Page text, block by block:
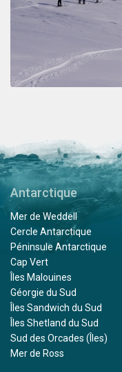
Antarctique
Mer de Weddell
Cercle Antarctique
Péninsule Antarctique
Cap Vert
Îles Malouines
Géorgie du Sud
Îles Sandwich du Sud
Îles Shetland du Sud
Sud des Orcades (Îles)
Mer de Ross